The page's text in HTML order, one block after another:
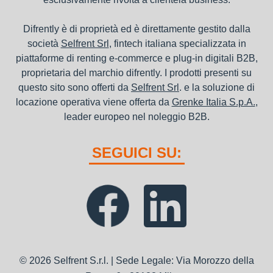
Difrently è di proprietà ed è direttamente gestito dalla
società Selfrent Srl , fintech italiana specializzata in
piattaforme di renting e-commerce e plug-in digitali B2B,
proprietaria del marchio difrently. I prodotti presenti su
questo sito sono offerti da Selfrent Srl . e la soluzione di
locazione operativa viene offerta da Grenke Italia S.p.A.,
leader europeo nel noleggio B2B.
SEGUICI SU:
© 2026 Selfrent S.r.l. | Sede Legale: Via Morozzo della